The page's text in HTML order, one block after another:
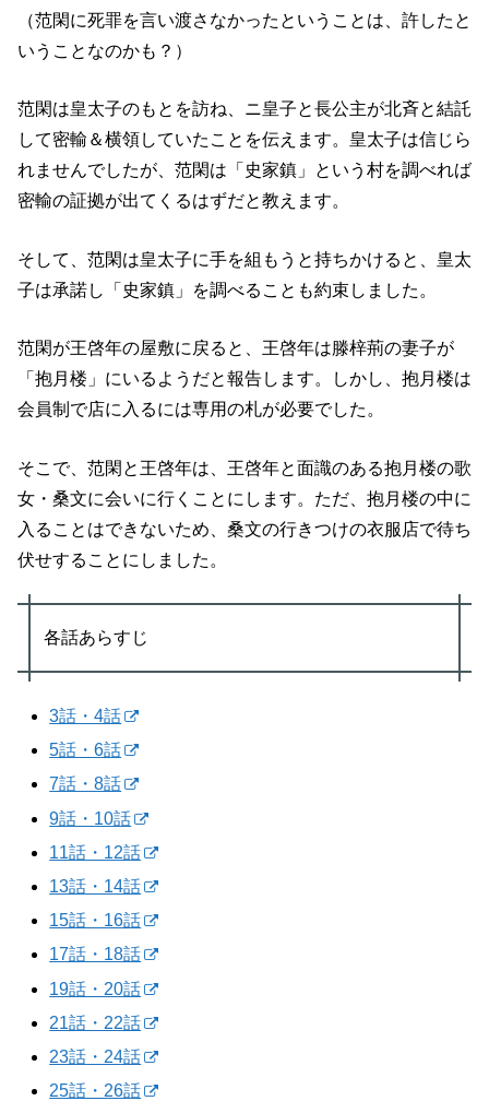
（范閑に死罪を言い渡さなかったということは、許したと
いうことなのかも？）
范閑は皇太子のもとを訪ね、ニ皇子と長公主が北斉と結託
して密輸＆横領していたことを伝えます。皇太子は信じら
れませんでしたが、范閑は「史家鎮」という村を調べれば
密輸の証拠が出てくるはずだと教えます。
そして、范閑は皇太子に手を組もうと持ちかけると、皇太
子は承諾し「史家鎮」を調べることも約束しました。
范閑が王啓年の屋敷に戻ると、王啓年は滕梓荊の妻子が
「抱月楼」にいるようだと報告します。しかし、抱月楼は
会員制で店に入るには専用の札が必要でした。
そこで、范閑と王啓年は、王啓年と面識のある抱月楼の歌
女・桑文に会いに行くことにします。ただ、抱月楼の中に
入ることはできないため、桑文の行きつけの衣服店で待ち
伏せすることにしました。
各話あらすじ
3話・4話
5話・6話
7話・8話
9話・10話
11話・12話
13話・14話
15話・16話
17話・18話
19話・20話
21話・22話
23話・24話
25話・26話